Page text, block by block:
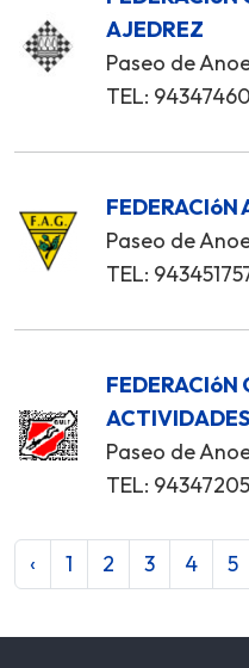
AJEDREZ
Paseo de
TEL:
Paseo de
TEL:
FEDERACIóN
Paseo de
TEL:
‹ 1 2 3 4 5